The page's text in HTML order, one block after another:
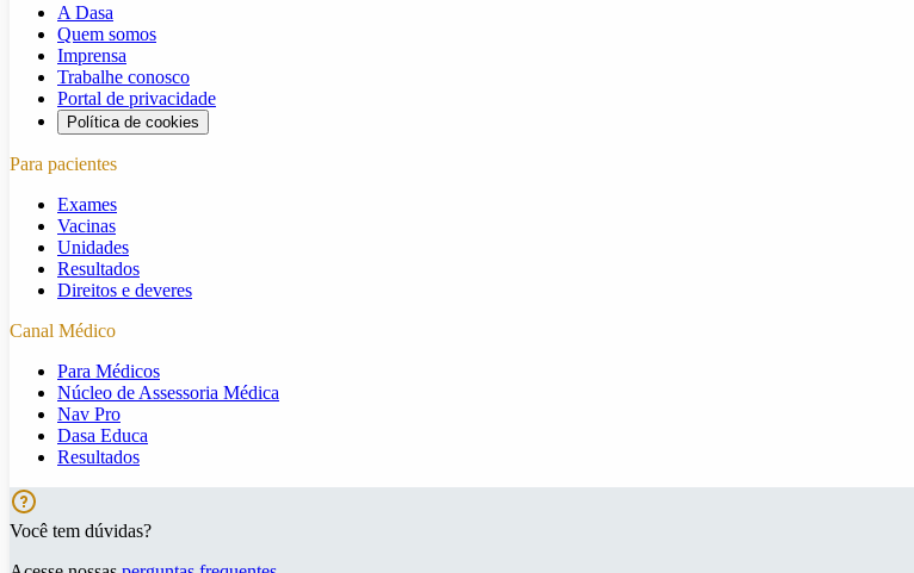
A Dasa
Quem somos
Imprensa
Trabalhe conosco
Portal de privacidade
Política de cookies
Para pacientes
Exames
Vacinas
Unidades
Resultados
Direitos e deveres
Canal Médico
Para Médicos
Núcleo de Assessoria Médica
Nav Pro
Dasa Educa
Resultados
Você tem dúvidas?